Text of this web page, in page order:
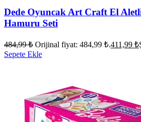
Dede Oyuncak Art Craft El
Hamuru Seti
484,99₺ Orijinal fiyat: 484,99 ₺.411,99 ₺
Sepete Ekle